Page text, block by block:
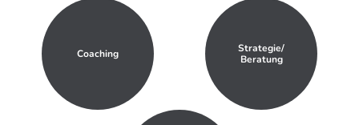
Coaching
Strategie/
Beratung